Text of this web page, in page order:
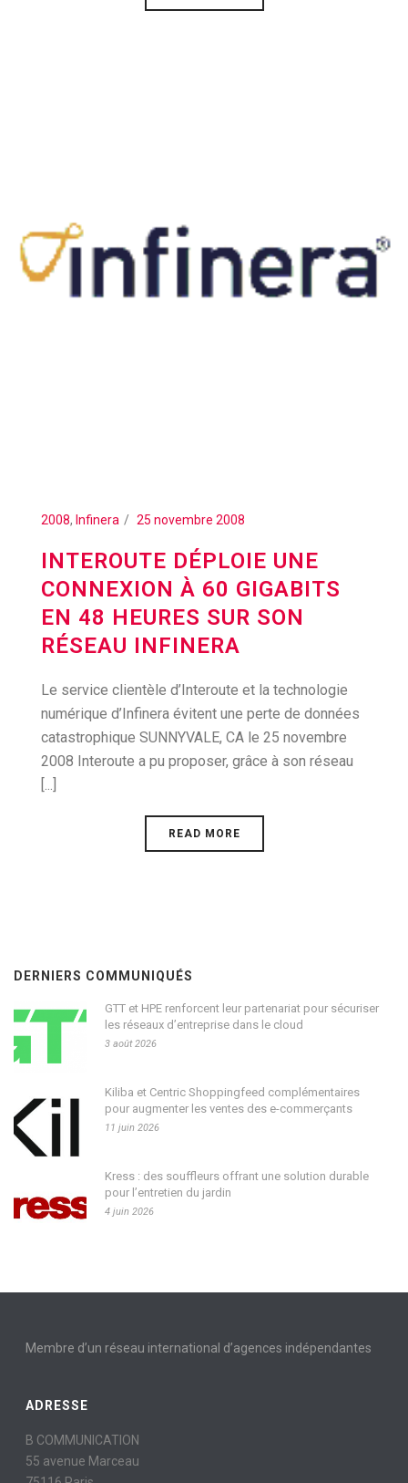
2008, Infinera 25 novembre 2008
INTEROUTE DÉPLOIE UNE
CONNEXION À 60 GIGABITS
EN 48 HEURES SUR SON
RÉSEAU INFINERA
Le service clientèle d’Interoute et la technologie
numérique d’Infinera évitent une perte de données
catastrophique SUNNYVALE, CA le 25 novembre
2008 Interoute a pu proposer, grâce à son réseau
[...]
READ MORE
DERNIERS COMMUNIQUÉS
GTT et HPE renforcent leur partenariat pour sécuriser
les réseaux d’entreprise dans le cloud
3 août 2026
Kiliba et Centric Shoppingfeed complémentaires
pour augmenter les ventes des e-commerçants
11 juin 2026
Kress : des souffleurs offrant une solution durable
pour l’entretien du jardin
4 juin 2026
Membre d’un réseau international d’agences indépendantes
ADRESSE
B COMMUNICATION
55 avenue Marceau